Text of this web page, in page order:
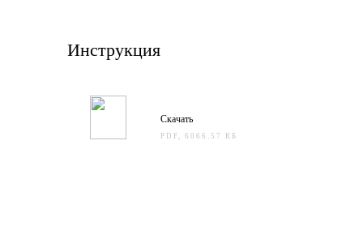
Инструкция
Скачать
PDF, 6066.57 КБ